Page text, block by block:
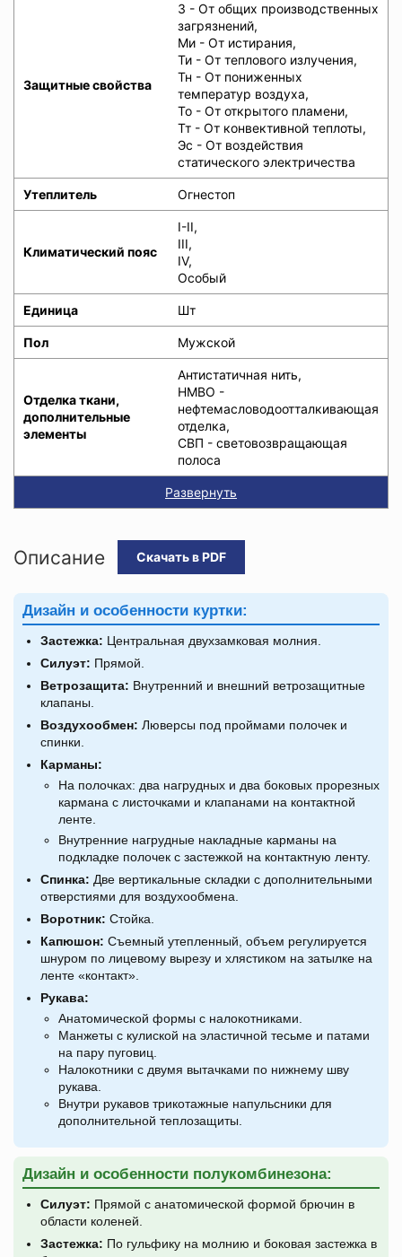
Защитные свойства
З - От общих производственных
загрязнений,
Ми - От истирания,
Ти - От теплового излучения,
Тн - От пониженных
температур воздуха,
То - От открытого пламени,
Тт - От конвективной теплоты,
Эс - От воздействия
статического электричества
Утеплитель Огнестоп
Климатический пояс
I-II,
III,
IV,
Особый
Единица Шт
Пол Мужской
Отделка ткани,
дополнительные
элементы
Антистатичная нить,
НМВО -
нефтемасловодоотталкивающая
отделка,
СВП - световозвращающая
полоса
Развернуть
Описание Скачать в PDF
Дизайн и особенности куртки:
Застежка: Центральная двухзамковая молния.
Силуэт: Прямой.
Ветрозащита: Внутренний и внешний ветрозащитные
клапаны.
Воздухообмен: Люверсы под проймами полочек и
спинки.
Карманы:
На полочках: два нагрудных и два боковых прорезных
кармана с листочками и клапанами на контактной
ленте.
Внутренние нагрудные накладные карманы на
подкладке полочек с застежкой на контактную ленту.
Спинка: Две вертикальные складки с дополнительными
отверстиями для воздухообмена.
Воротник: Стойка.
Капюшон: Съемный утепленный, объем регулируется
шнуром по лицевому вырезу и хлястиком на затылке на
ленте «контакт».
Рукава:
Анатомической формы с налокотниками.
Манжеты с кулиской на эластичной тесьме и патами
на пару пуговиц.
Налокотники с двумя вытачками по нижнему шву
рукава.
Внутри рукавов трикотажные напульсники для
дополнительной теплозащиты.
Дизайн и особенности полукомбинезона:
Силуэт: Прямой с анатомической формой брючин в
области коленей.
Застежка: По гульфику на молнию и боковая застежка в